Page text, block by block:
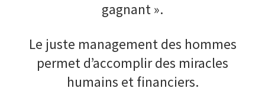
Humour
gagnant ».
Le juste management des hommes
permet d’accomplir des miracles
humains et financiers.